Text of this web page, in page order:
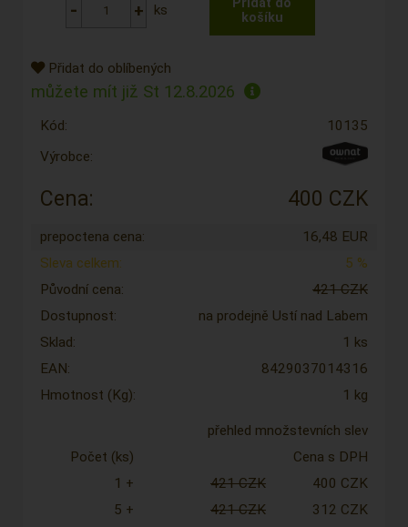
ks
Přidat do oblíbených
můžete mít již St 12.8.2026
Kód:
10135
Výrobce:
Cena: 400 CZK
prepoctena cena:
16,48 EUR
Sleva celkem:
5 %
Původní cena:
421 CZK
Dostupnost:
na prodejně Ustí nad Labem
Sklad:
1 ks
EAN:
8429037014316
Hmotnost (Kg):
1 kg
přehled množstevních slev
Počet (ks)
Cena s DPH
1 +
421 CZK
400 CZK
5 +
421 CZK
312 CZK